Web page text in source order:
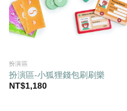
扮演區
扮演區-小狐狸錢包刷刷樂
NT$1,180